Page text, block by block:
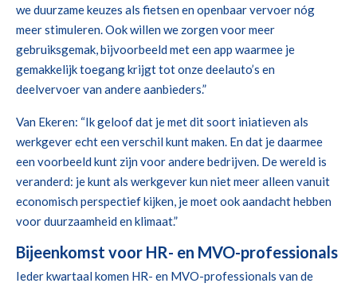
we duurzame keuzes als fietsen en openbaar vervoer nóg
meer stimuleren. Ook willen we zorgen voor meer
gebruiksgemak, bijvoorbeeld met een app waarmee je
gemakkelijk toegang krijgt tot onze deelauto’s en
deelvervoer van andere aanbieders.”
Van Ekeren: “Ik geloof dat je met dit soort iniatieven als
werkgever echt een verschil kunt maken. En dat je daarmee
een voorbeeld kunt zijn voor andere bedrijven. De wereld is
veranderd: je kunt als werkgever kun niet meer alleen vanuit
economisch perspectief kijken, je moet ook aandacht hebben
voor duurzaamheid en klimaat.”
Bijeenkomst voor HR- en MVO-professionals
Ieder kwartaal komen HR- en MVO-professionals van de